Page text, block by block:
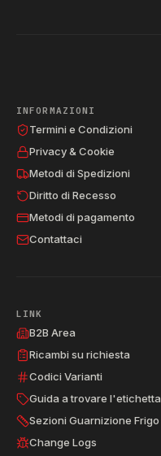
INFORMAZIONI
Termini e Condizioni
Privacy & Cookie
Metodi di Spedizioni
Diritto di Recesso
Metodi di pagamento
Contattaci
LINK
B2B Area
Ricambi su richiesta
Codici Varianti
Guida a trovare l'etichetta
Sezioni Guarnizione Frigo
Change Logs